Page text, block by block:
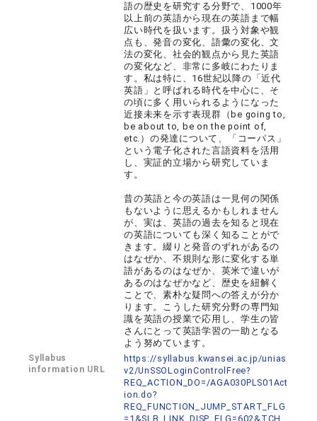
語の歴史を研究する分野で、1000年
以上前の英語から現在の英語まで幅
広い時代を扱います。扱う対象や観
点も、発音の変化、語彙の変化、文
法の変化、社会的観点から見た英語
の変化など、非常に多岐にわたりま
す。私は特に、16世紀以降の「近代
英語」と呼ばれる時代を中心に、そ
の頃に多く用いられるようになった
近接未来を示す表現群（be going to,
be about to, be on the point of,
etc.）の発達について、「コーパス」
という電子化された言語資料を活用
し、実証的立場から研究していま
す。
昔の英語と今の英語は一見何の関係
もないように思えるかもしれません
が、実は、英語の過去を知ると現在
の英語についても深く知ることがで
きます。綴りと発音のずれがあるの
はなぜか、不規則な形に変化する単
語があるのはなぜか、英米で違いが
あるのはなぜかなど、歴史を紐解く
ことで、素朴な疑問への答えが分か
ります。こうした研究分野の専門知
識を英語の授業で応用し、学生の皆
さんにとって英語学習の一助となる
よう努めています。
Syllabus
information URL
https://syllabus.kwansei.ac.jp/unias
v2/UnSSOLoginControlFree?
REQ_ACTION_DO=/AGA030PLS01Act
ion.do?
REQ_FUNCTION_JUMP_START_FLG
=1&SLB_LINK_DISP_FLG=602&TCH_